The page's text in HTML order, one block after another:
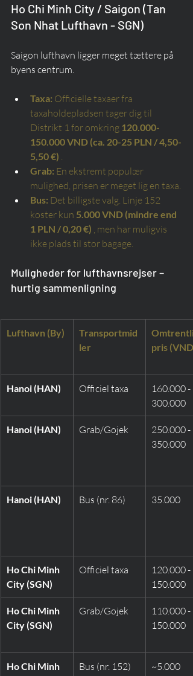
Ho Chi Minh City / Saigon (Tan
Son Nhat Lufthavn - SGN)
Saigon lufthavn ligger meget tættere på
byens centrum.
Taxa: Officielle taxaer fra
taxaholdepladsen tager dig til
Distrikt 1 for omkring 120.000-
150.000 VND (ca. 20-25 PLN / 4,50-
5,50 €)
Grab: En ekstremt populær
mulighed, prisen er meget lig en taxa.
Bus: Det billigste valg. Linje 152
koster kun 5.000 VND (mindre end
1 PLN / 0,20 €) , men har muligvis
ikke plads til stor bagage.
Muligheder for lufthavnsrejser –
hurtig sammenligning
Lufthavn (By)
Transportmid
ler
pris (VND)
Hanoi (HAN) Officiel taxa
160.000 -
300.000
Hanoi (HAN) Grab/Gojek
250.000 -
350.000
Hanoi (HAN) Bus (nr. 86) 35.000
Ho Chi Minh
City (SGN)
Officiel taxa
120.000 -
150.000
Ho Chi Minh
City (SGN)
Grab/Gojek
110.000 -
150.000
Ho Chi Minh
Bus (nr. 152) ~5.000